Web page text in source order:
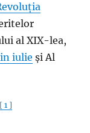
al XIX-lea,
iulie și Al
[ 1 ]